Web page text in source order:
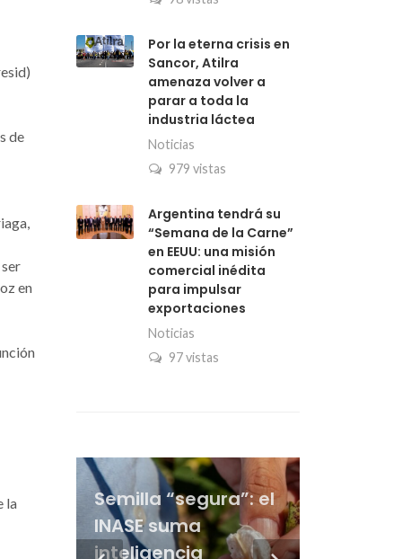
de
en
la
Por la eterna crisis en
Sancor, Atilra
amenaza volver a
parar a toda la
industria láctea
Noticias
979 vistas
Argentina tendrá su
“Semana de la Carne”
en EEUU: una misión
comercial inédita
para impulsar
exportaciones
Noticias
97 vistas
Semilla “segura”: el
INASE suma
inteligencia
“Que aparezca el
crédito”: en la
cadena ganadera
ponen el foco en el
La dicotomía del
maíz: a días de la
siembra gana
poder de compra
Del derecho penal a
la genética bovina:
Vacuna antiaftosa:
la Sociedad Rural
asegura que el
precio bajó y
La genética le gana
al pulgón amarillo y